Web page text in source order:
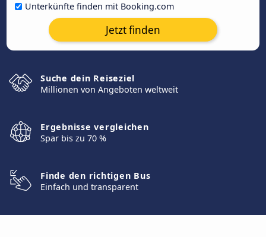
Unterkünfte finden mit Booking.com
Jetzt finden
Suche dein Reiseziel
Millionen von Angeboten weltweit
Ergebnisse vergleichen
Spar bis zu 70 %
Finde den richtigen Bus
Einfach und transparent